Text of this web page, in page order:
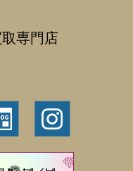
専門店